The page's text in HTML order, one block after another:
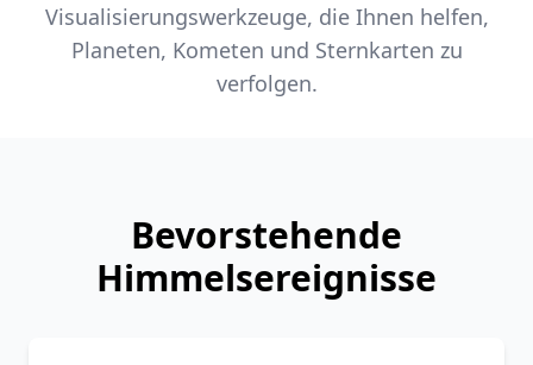
Visualisierungswerkzeuge, die Ihnen helfen,
Planeten, Kometen und Sternkarten zu
verfolgen.
Bevorstehende
Himmelsereignisse